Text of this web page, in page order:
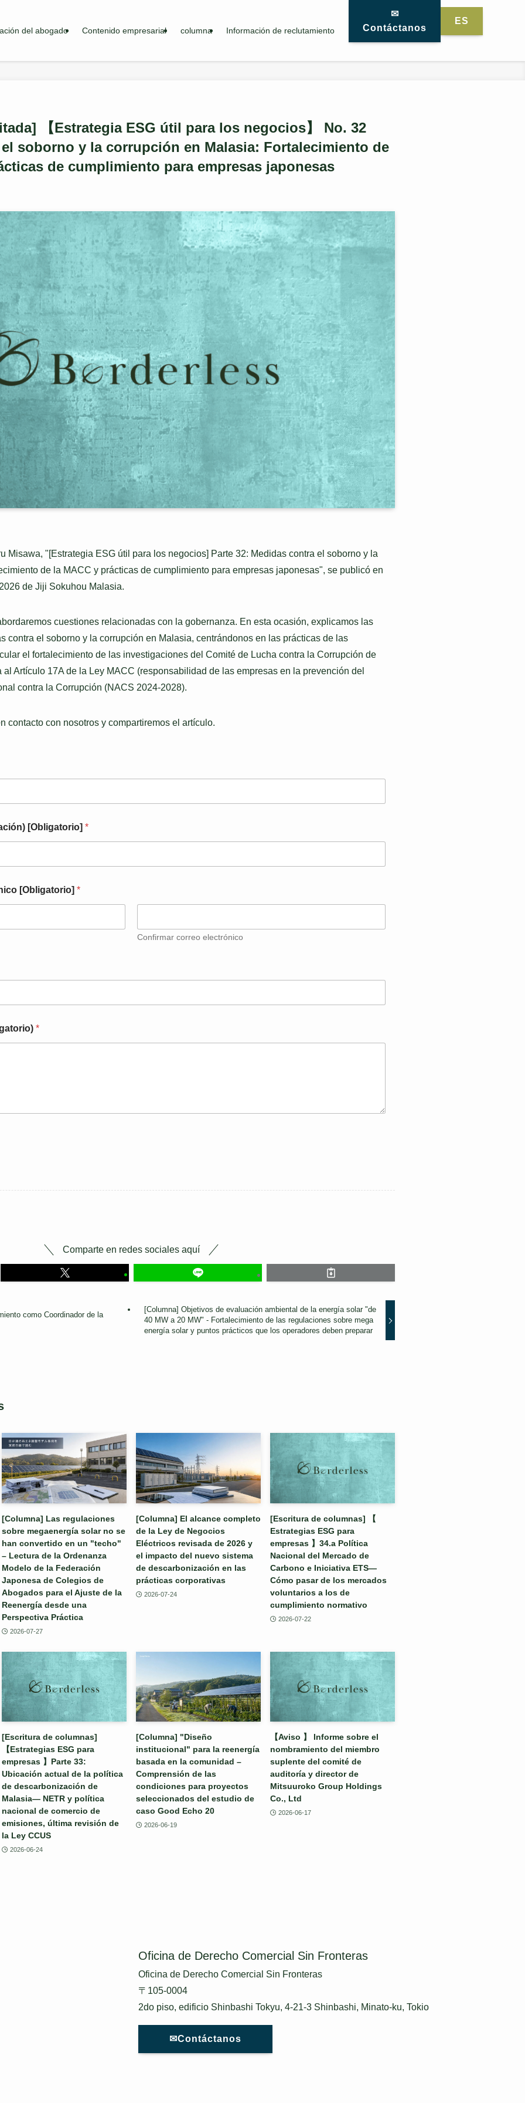
del abogado Contenido empresarial columna Información de reclutamiento
✉
Contáctanos
ES
【Estrategia ESG útil para los negocios】 No. 32
soborno y la corrupción en Malasia: Fortalecimiento de
de cumplimiento para empresas japonesas
Misawa, "[Estrategia ESG útil para los negocios] Parte 32: Medidas contra el soborno y la
de la MACC y prácticas de cumplimiento para empresas japonesas", se publicó en
de Jiji Sokuhou Malasia.
cuestiones relacionadas con la gobernanza. En esta ocasión, explicamos las
contra el soborno y la corrupción en Malasia, centrándonos en las prácticas de las
el fortalecimiento de las investigaciones del Comité de Lucha contra la Corrupción de
al Artículo 17A de la Ley MACC (responsabilidad de las empresas en la prevención del
contra la Corrupción (NACS 2024-2028).
contacto con nosotros y compartiremos el artículo.
[Obligatorio] *
[Obligatorio] *
Confirmar correo electrónico
*
Comparte en redes sociales aquí
como Coordinador de la
[Columna] Objetivos de evaluación ambiental de la energía solar "de
40 MW a 20 MW" - Fortalecimiento de las regulaciones sobre mega
energía solar y puntos prácticos que los operadores deben preparar
[Columna] Las regulaciones
sobre megaenergía solar no se
han convertido en un "techo"
– Lectura de la Ordenanza
Modelo de la Federación
Japonesa de Colegios de
Abogados para el Ajuste de la
Reenergía desde una
Perspectiva Práctica
2026-07-27
[Columna] El alcance completo
de la Ley de Negocios
Eléctricos revisada de 2026 y
el impacto del nuevo sistema
de descarbonización en las
prácticas corporativas
2026-07-24
[Escritura de columnas] 【
Estrategias ESG para
empresas 】34.a Política
Nacional del Mercado de
Carbono e Iniciativa ETS—
Cómo pasar de los mercados
voluntarios a los de
cumplimiento normativo
2026-07-22
[Escritura de columnas]
【Estrategias ESG para
empresas 】Parte 33:
Ubicación actual de la política
de descarbonización de
Malasia— NETR y política
nacional de comercio de
emisiones, última revisión de
la Ley CCUS
2026-06-24
[Columna] "Diseño
institucional" para la reenergía
basada en la comunidad –
Comprensión de las
condiciones para proyectos
seleccionados del estudio de
caso Good Echo 20
2026-06-19
【Aviso 】 Informe sobre el
nombramiento del miembro
suplente del comité de
auditoría y director de
Mitsuuroko Group Holdings
Co., Ltd
2026-06-17
Oficina de Derecho Comercial Sin Fronteras
Oficina de Derecho Comercial Sin Fronteras
〒105-0004
2do piso, edificio Shinbashi Tokyu, 4-21-3 Shinbashi, Minato-ku, Tokio
✉Contáctanos